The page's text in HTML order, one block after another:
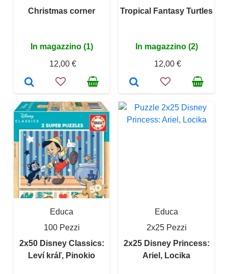
Christmas corner
In magazzino (1)
12,00 €
Tropical Fantasy Turtles
In magazzino (2)
12,00 €
Educa
100 Pezzi
2x50 Disney Classics:
Leví kráľ, Pinokio
Educa
2x25 Pezzi
2x25 Disney Princess:
Ariel, Locika